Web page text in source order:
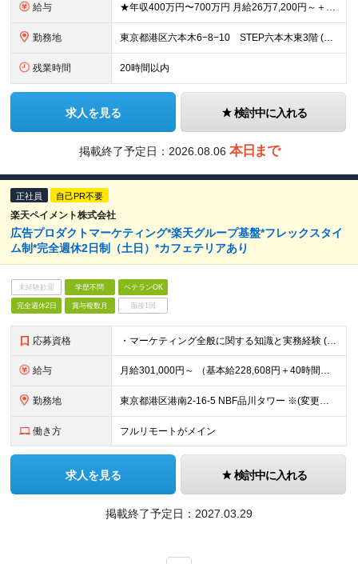
給与 ★年収400万円〜700万円 月給26万7,200円～＋賞与年2回 ※基本給19万3,600円～＋固定残業代（深夜10時間分含む）7万3,600円～ ※残業手当：有 ※固定残業代制：超過分別途支給 ※
勤務地 東京都港区六本木6−8−10 STEP六本木東3階 (変更の範囲)上記を除く当社関連勤務地
残業時間 20時間以内
求人を見る 検討中に入れる
掲載終了予定日： 2026.08.06 本日まで
正社員 自己PR不要
楽天ペイメント株式会社
広告プロダクトマーケティング*楽天グループ基盤*フレックスタイ
ム制*完全週休2日制（土日）*カフェテリアあり
未経験歓迎 学歴不問 ベテランOK
完全週休2日 賞与複数月 面接1回
応募資格 ・マーケティング全般に関する知識と実務経験 (1 年以上): - 多様な集客チャネルに関する戦略立案および実行経験。 - アクセス解析ツールを用いたデータ分析スキルと、それに基づいた改善提案能力。
給与 月給301,000円～ （基本給228,608円＋40時間分の固定残業代72,392円） ※月 40 時間を超えた時間外労働については、別途時間外手当支給 ※上記は中途採用時の提示する賃金の最低額です
勤務地 東京都港区港南2-16-5 NBF品川タワー ※(変更の範囲)上記を除く当社関連勤務地
働き方 フルリモートがメイン
求人を見る 検討中に入れる
掲載終了予定日： 2027.03.29